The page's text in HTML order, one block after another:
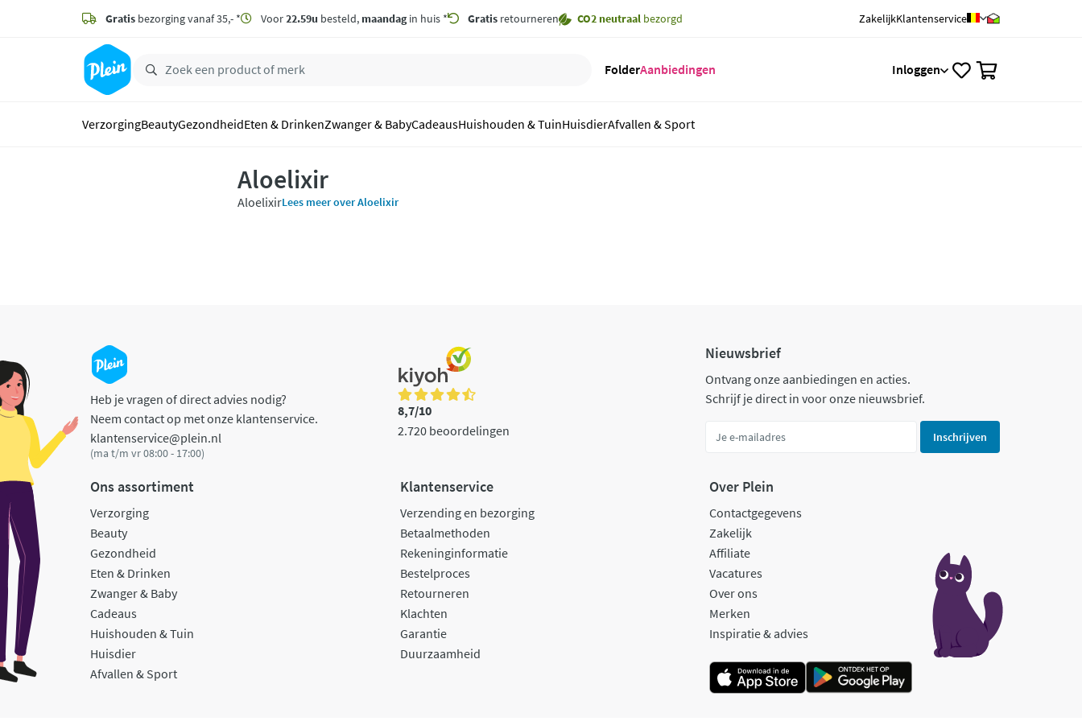
zoeken
hoofdinhoud
Gratis bezorging vanaf 35,- * Voor22.59u besteld, maandagin huis * Gratis retourneren CO2 neutraal bezorgd ZakelijkKlantenservice
FolderAanbiedingen Inloggen
VerzorgingBeautyGezondheidEten & DrinkenZwanger & BabyCadeausHuishouden & TuinHuisdierAfvallen & Sport
Aloelixir
AloelixirLees meer over Aloelixir
Heb je vragen of direct advies nodig?
Neem contact op met onze klantenservice.
klantenservice@plein.nl
(ma t/m vr 08:00 - 17:00)
8,7/10
2.720 beoordelingen
Nieuwsbrief
Ontvang onze aanbiedingen en acties.
Schrijf je direct in voor onze nieuwsbrief.
Inschrijven
Ons assortiment
Verzorging
Beauty
Gezondheid
Eten & Drinken
Zwanger & Baby
Cadeaus
Huishouden & Tuin
Huisdier
Afvallen & Sport
Klantenservice
Verzending en bezorging
Betaalmethoden
Rekeninginformatie
Bestelproces
Retourneren
Klachten
Garantie
Duurzaamheid
Over Plein
Contactgegevens
Zakelijk
Affiliate
Vacatures
Over ons
Merken
Inspiratie & advies